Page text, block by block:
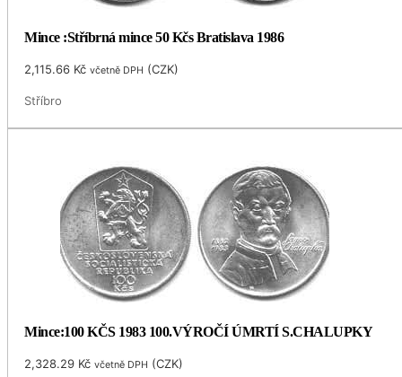
Mince :Stříbrná mince 50 Kčs Bratislava 1986
2,115.66 Kč včetně DPH (CZK)
Stříbro
Mince:100 KČS 1983 100.VÝROČÍ ÚMRTÍ S.CHALUPKY
2,328.29 Kč včetně DPH (CZK)